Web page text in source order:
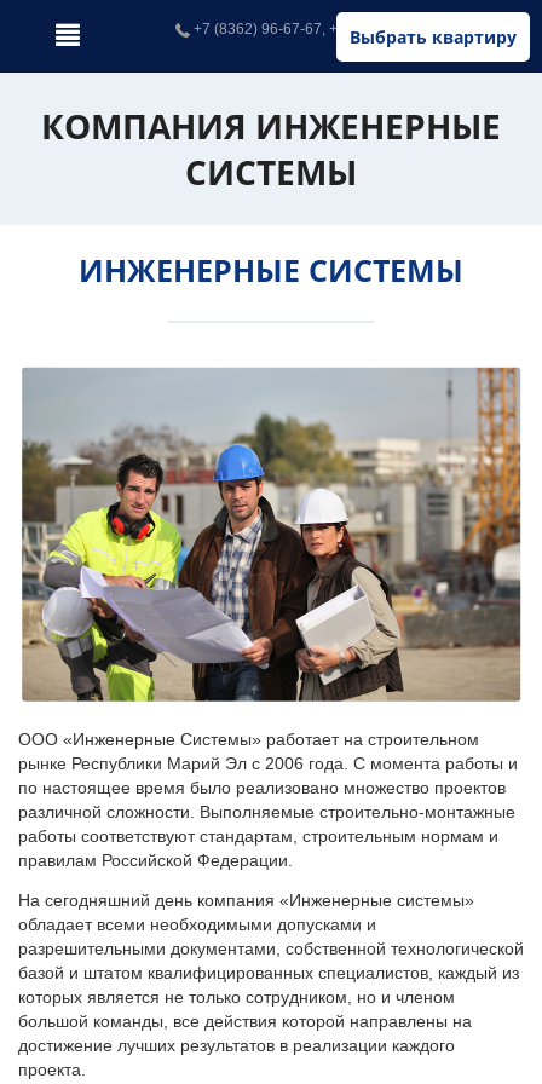
Выбрать квартиру
+7 (8362) 96-67-67, +7 (902) 326-67-67
КОМПАНИЯ ИНЖЕНЕРНЫЕ
СИСТЕМЫ
ИНЖЕНЕРНЫЕ СИСТЕМЫ
ООО «Инженерные Системы» работает на строительном
рынке Республики Марий Эл с 2006 года. С момента работы и
по настоящее время было реализовано множество проектов
различной сложности. Выполняемые строительно-монтажные
работы соответствуют стандартам, строительным нормам и
правилам Российской Федерации.
На сегодняшний день компания «Инженерные системы»
обладает всеми необходимыми допусками и
разрешительными документами, собственной технологической
базой и штатом квалифицированных специалистов, каждый из
которых является не только сотрудником, но и членом
большой команды, все действия которой направлены на
достижение лучших результатов в реализации каждого
проекта.